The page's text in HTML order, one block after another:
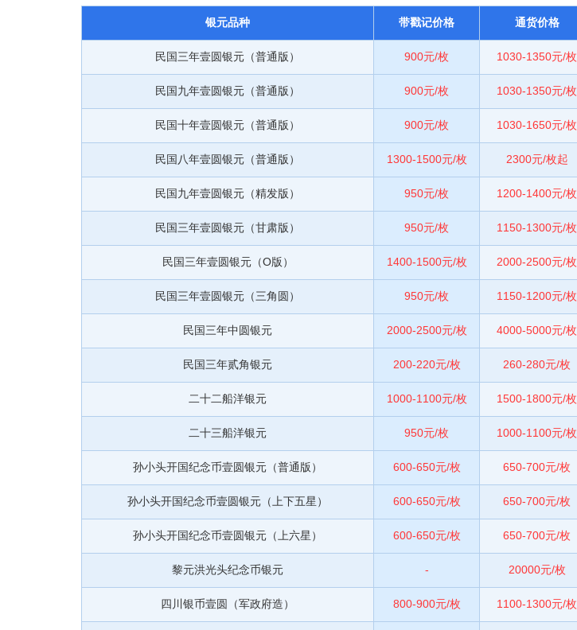
银元品种 带戳记价格 通货价格
民国三年壹圆银元（普通版） 900元/枚 1030-1350元/枚
民国九年壹圆银元（普通版） 900元/枚 1030-1350元/枚
民国十年壹圆银元（普通版） 900元/枚 1030-1650元/枚
民国八年壹圆银元（普通版） 1300-1500元/枚 2300元/枚起
民国九年壹圆银元（精发版） 950元/枚 1200-1400元/枚
民国三年壹圆银元（甘肃版） 950元/枚 1150-1300元/枚
民国三年壹圆银元（O版） 1400-1500元/枚 2000-2500元/枚
民国三年壹圆银元（三角圆） 950元/枚 1150-1200元/枚
民国三年中圆银元 2000-2500元/枚 4000-5000元/枚
民国三年贰角银元 200-220元/枚 260-280元/枚
二十二船洋银元 1000-1100元/枚 1500-1800元/枚
二十三船洋银元 950元/枚 1000-1100元/枚
孙小头开国纪念币壹圆银元（普通版） 600-650元/枚 650-700元/枚
孙小头开国纪念币壹圆银元（上下五星） 600-650元/枚 650-700元/枚
孙小头开国纪念币壹圆银元（上六星） 600-650元/枚 650-700元/枚
黎元洪光头纪念币银元 - 20000元/枚
四川银币壹圆（军政府造） 800-900元/枚 1100-1300元/枚